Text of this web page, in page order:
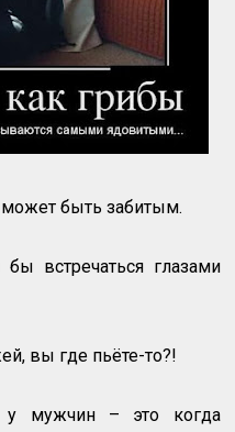
быть забитым.
встречаться глазами
вы где пьёте-то?!
у мужчин – это когда